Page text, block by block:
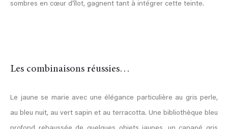
sombres en cœur d’îlot, gagnent tant à intégrer cette teinte.
Les combinaisons réussies…
Le jaune se marie avec une élégance particulière au gris perle,
au bleu nuit, au vert sapin et au terracotta. Une bibliothèque bleu